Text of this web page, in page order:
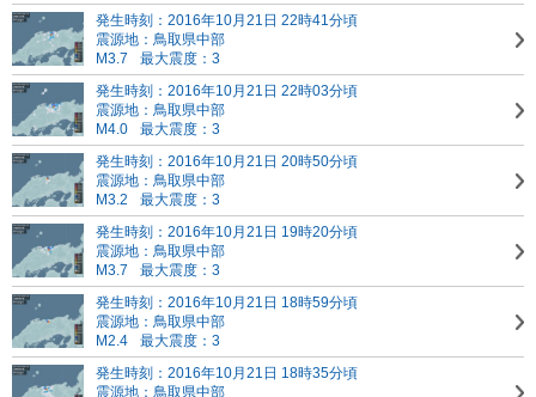
発生時刻：2016年10月21日 22時41分頃
震源地：鳥取県中部
M3.7
最大震度：3
発生時刻：2016年10月21日 22時03分頃
震源地：鳥取県中部
M4.0
最大震度：3
発生時刻：2016年10月21日 20時50分頃
震源地：鳥取県中部
M3.2
最大震度：3
発生時刻：2016年10月21日 19時20分頃
震源地：鳥取県中部
M3.7
最大震度：3
発生時刻：2016年10月21日 18時59分頃
震源地：鳥取県中部
M2.4
最大震度：3
発生時刻：2016年10月21日 18時35分頃
震源地：鳥取県中部